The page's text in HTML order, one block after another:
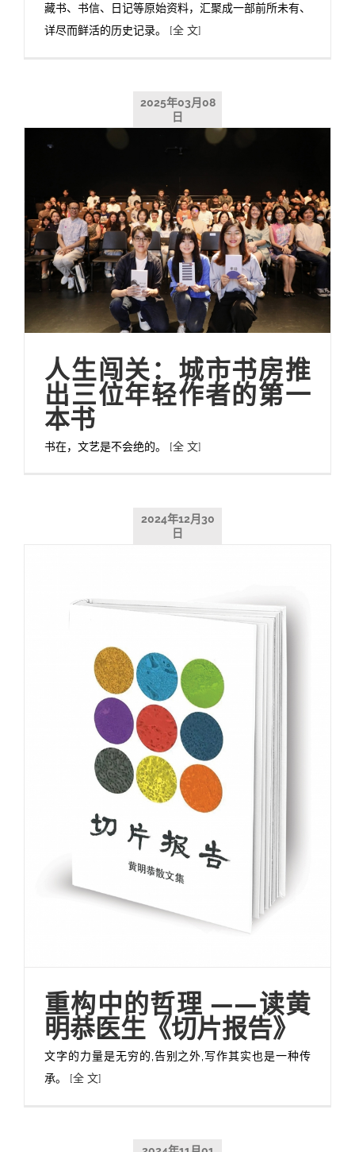
藏书、书信、日记等原始资料，汇聚成一部前所未有、
详尽而鲜活的历史记录。 [全 文]
2025年03月08
日
人生闯关：城市书房推
出三位年轻作者的第一
本书
书在，文艺是不会绝的。 [全 文]
2024年12月30
日
重构中的哲理 ——读黄
明恭医生《切片报告》
文字的力量是无穷的,告别之外,写作其实也是一种传
承。 [全 文]